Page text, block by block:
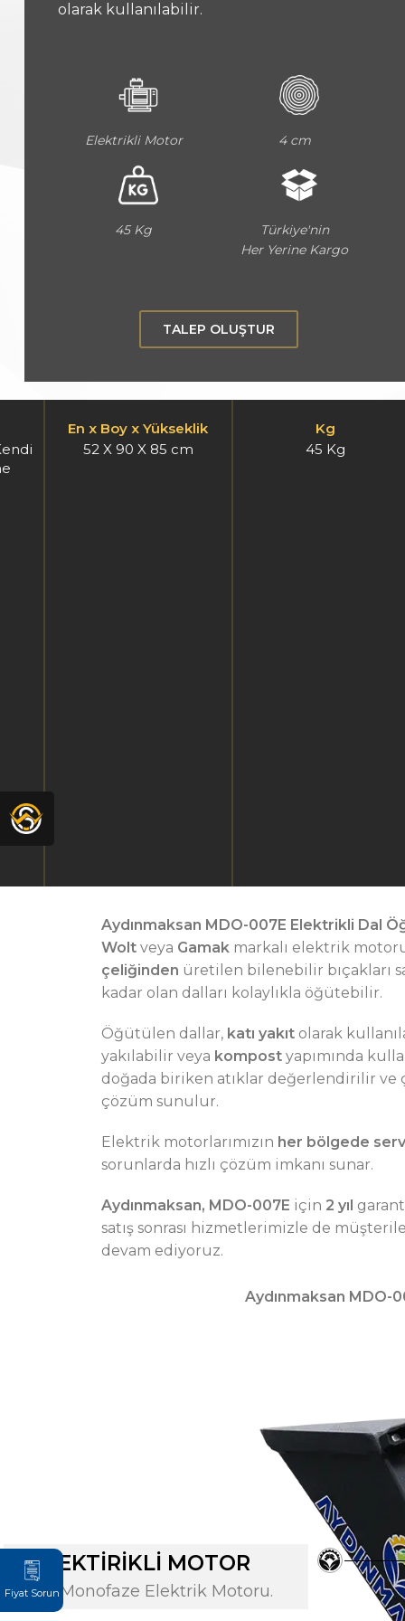
Fiyat Sorun
olarak kullanılabilir.
Elektrikli Motor 4 cm
45 Kg
Türkiye'nin
Her Yerine Kargo
TALEP OLUŞTUR
Kg
45 Kg
Garanti
2 Yıl
Aydınmaksan MDO-007E Elektrikli Dal
Wolt veya Gamak markalı elektrik motoru
çeliğinden üretilen bilenebilir bıçakları
kadar olan dalları kolaylıkla öğütebilir.
Öğütülen dallar, katı yakıt olarak
yakılabilir veya kompost yapımında
doğada biriken atıklar değerlendirilir ve
çözüm sunulur.
Elektrik motorlarımızın her bölgede
sorunlarda hızlı çözüm imkanı sunar.
Aydınmaksan, MDO-007E için 2 yıl
satış sonrası hizmetlerimizle de
devam ediyoruz.
Aydınmaksan MDO-
1. ELEKTİRİKLİ MOTOR
3 kW Monofaze Elektrik Motoru.